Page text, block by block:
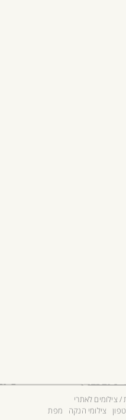
/ צילומים לאתרי
צילומי הנקה
מפת